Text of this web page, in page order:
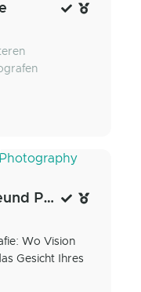
Sabine Wroblewski-Freund Photography
Wo Vision
Gesicht Ihres